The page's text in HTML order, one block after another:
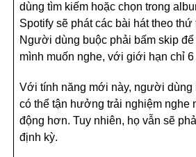
dùng tìm kiếm hoặc chọn trong
Spotify sẽ phát các bài hát theo
Người dùng buộc phải bấm skip
mình muốn nghe, với giới hạn chỉ
Với tính năng mới này, người dùng
có thể tận hưởng trải nghiệm nghe
động hơn. Tuy nhiên, họ vẫn sẽ
định kỳ.